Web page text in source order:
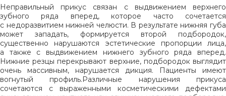
Неправильный прикус связан с выдвижением верхнего
зубного ряда вперед, которое часто сочетается
с недоразвитием нижней челюсти. В результате нижняя губа
может западать, формируется второй подбородок,
существенно нарушаются эстетические пропорции лица,
а также с выдвижением нижнего зубного ряда вперед.
Нижние резцы перекрывают верхние, подбородок выглядит
очень массивным, нарушается дикция. Пациенты имеют
вогнутый профиль.Различные нарушения прикуса
сочетаются с выраженными косметическими дефектами